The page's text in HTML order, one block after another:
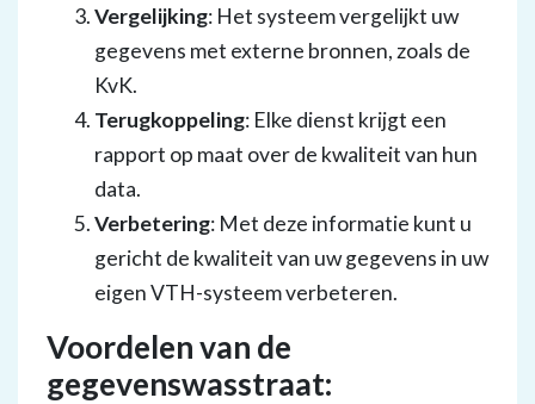
Vergelijking: Het systeem vergelijkt uw
gegevens met externe bronnen, zoals de
KvK.
Terugkoppeling: Elke dienst krijgt een
rapport op maat over de kwaliteit van hun
data.
Verbetering: Met deze informatie kunt u
gericht de kwaliteit van uw gegevens in uw
eigen VTH-systeem verbeteren.
Voordelen van de
gegevenswasstraat: